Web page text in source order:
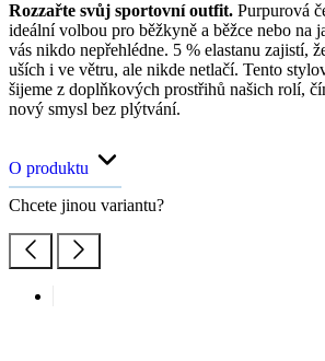
Rozzařte svůj sportovní outfit. Purpurová
ideální volbou pro běžkyně a běžce nebo na
vás nikdo nepřehlédne. 5 % elastanu zajistí,
uších i ve větru, ale nikde netlačí. Tento
šijeme z doplňkových prostřihů našich rolí,
nový smysl bez plýtvání.
O produktu
Chcete jinou variantu?